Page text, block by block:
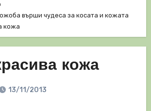
върши чудеса за косата и кожата
кожа
кожа
13/11/2013